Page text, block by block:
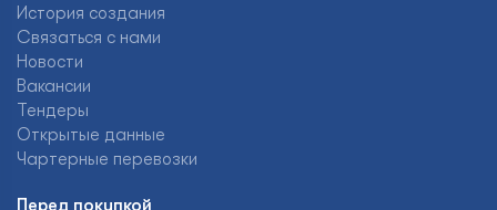
История создания
Связаться с нами
Новости
Вакансии
Тендеры
Открытые данные
Чартерные перевозки
Перед покупкой